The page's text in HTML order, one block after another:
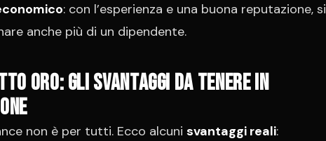
: con l’esperienza e una buona reputazione, si
anche più di un dipendente.
oro: gli svantaggi da tenere in
non è per tutti. Ecco alcuni svantaggi reali: